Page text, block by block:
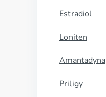
Estradiol
Loniten
Amantadyna
Priligy